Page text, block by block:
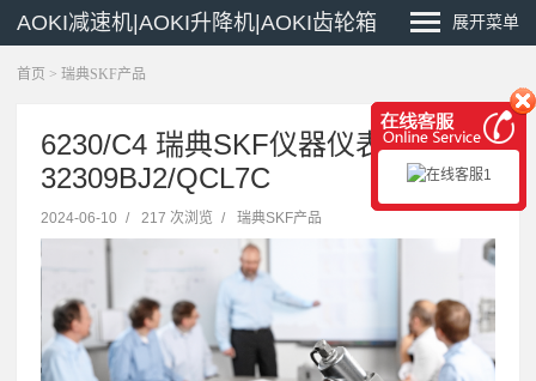
AOKI减速机|AOKI升降机|AOKI齿轮箱 展开菜单
首页 > 瑞典SKF产品
6230/C4 瑞典SKF仪器仪表
32309BJ2/QCL7C
2024-06-10 / 217 次浏览 / 瑞典SKF产品